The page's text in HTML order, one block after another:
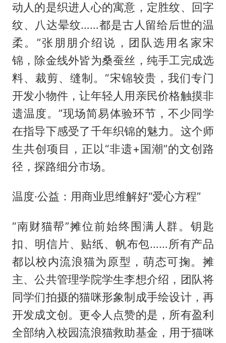
动人的是织进人心的寓意，定胜纹、回字
纹、八达晕纹……都是古人留给后世的温
柔。”张朋朋介绍说，团队选用名家宋
锦，除金线外皆为桑蚕丝，纯手工完成选
料、裁剪、缝制。“宋锦较贵，我们专门
开发小物件，让年轻人用亲民价格触摸非
遗温度。”现场简易体验环节，不少同学
在指导下感受了千年织锦的魅力。这个师
生共创项目，正以“非遗+国潮”的文创路
径，探路细分市场。
温度·公益：用商业思维解好“爱心方程”
“南财猫帮”摊位前始终围满人群。钥匙
扣、明信片、贴纸、帆布包……所有产品
都以校内流浪猫为原型，萌态可掬。摊
主、公共管理学院学生李想介绍，团队将
同学们拍摄的猫咪形象制成手绘设计，再
开发成文创。更令人点赞的是，所有盈利
全部纳入校园流浪猫救助基金，用于猫咪